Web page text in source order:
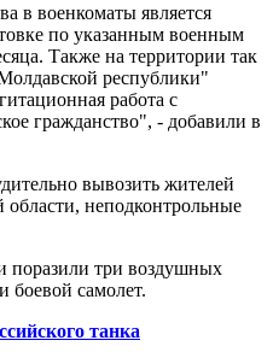
в военкоматы является
по указанным военным
Также на территории так
республики"
работа с
гражданство", - добавили в
вывозить жителей
неподконтрольные
три воздушных
самолет.
танка